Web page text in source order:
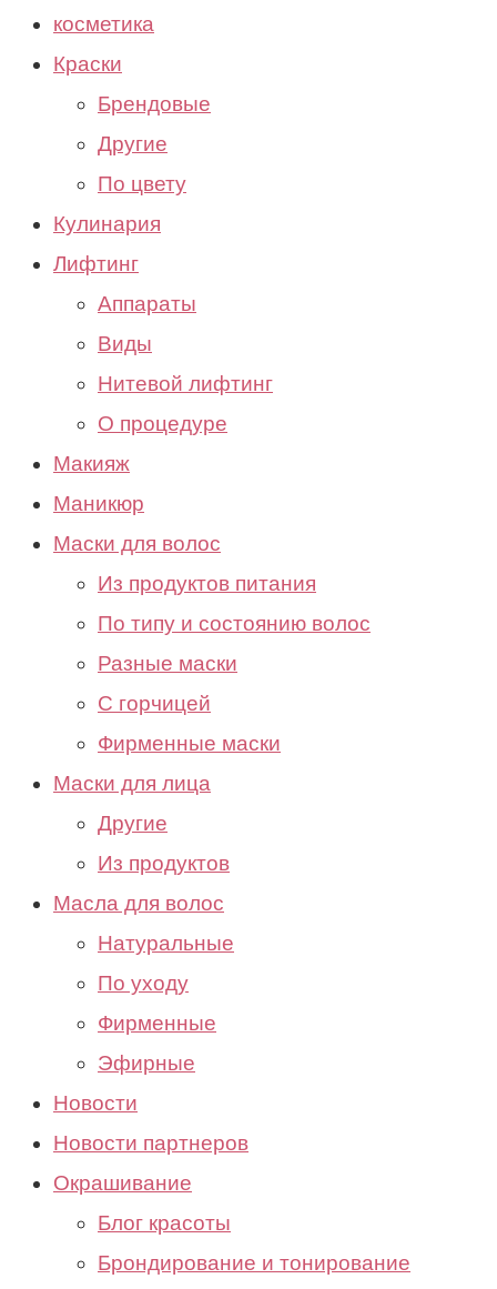
косметика
Краски
Брендовые
Другие
По цвету
Кулинария
Лифтинг
Аппараты
Виды
Нитевой лифтинг
О процедуре
Макияж
Маникюр
Маски для волос
Из продуктов питания
По типу и состоянию волос
Разные маски
С горчицей
Фирменные маски
Маски для лица
Другие
Из продуктов
Масла для волос
Натуральные
По уходу
Фирменные
Эфирные
Новости
Новости партнеров
Окрашивание
Блог красоты
Брондирование и тонирование